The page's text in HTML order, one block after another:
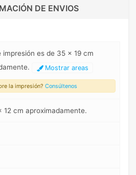
DE ENVIOS
impresión es de 35 x 19 cm
Mostrar areas
la impresión? Consúltenos
cm aproximadamente.